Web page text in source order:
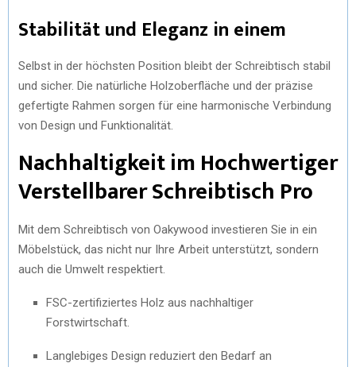
Stabilität und Eleganz in einem
Selbst in der höchsten Position bleibt der Schreibtisch stabil
und sicher. Die natürliche Holzoberfläche und der präzise
gefertigte Rahmen sorgen für eine harmonische Verbindung
von Design und Funktionalität.
Nachhaltigkeit im Hochwertiger
Verstellbarer Schreibtisch Pro
Mit dem Schreibtisch von Oakywood investieren Sie in ein
Möbelstück, das nicht nur Ihre Arbeit unterstützt, sondern
auch die Umwelt respektiert.
FSC-zertifiziertes Holz aus nachhaltiger
Forstwirtschaft.
Langlebiges Design reduziert den Bedarf an